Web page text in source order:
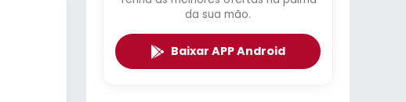
da sua mão.
Baixar APP Android